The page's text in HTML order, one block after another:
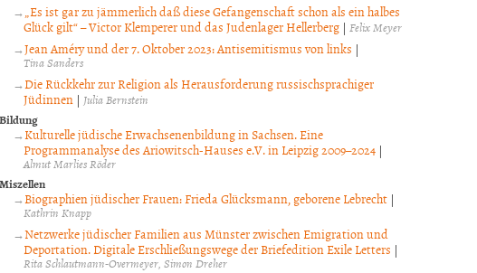
„Es ist gar zu jämmerlich daß diese Gefangenschaft schon als ein halbes
Glück gilt“ – Victor Klemperer und das Judenlager Hellerberg| Felix Meyer
Jean Améry und der 7. Oktober 2023: Antisemitismus von links |
Tina Sanders
Die Rückkehr zur Religion als Herausforderung russischsprachiger
Jüdinnen| Julia Bernstein
Bildung
Kulturelle jüdische Erwachsenenbildung in Sachsen. Eine
Programmanalyse des Ariowitsch-Hauses e.V. in Leipzig 2009–2024|
Almut Marlies Röder
Miszellen
Biographien jüdischer Frauen: Frieda Glücksmann, geborene Lebrecht |
Kathrin Knapp
Netzwerke jüdischer Familien aus Münster zwischen Emigration und
Deportation. Digitale Erschließungswege der Briefedition Exile Letters |
Rita Schlautmann-Overmeyer Simon Dreher